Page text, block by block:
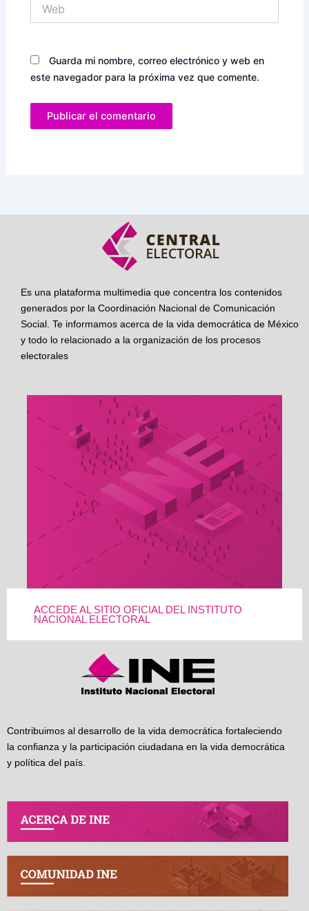
Guarda mi nombre, correo electrónico y web en
este navegador para la próxima vez que comente.
Es una plataforma multimedia que concentra los contenidos
generados por la Coordinación Nacional de Comunicación
Social. Te informamos acerca de la vida democrática de México
y todo lo relacionado a la organización de los procesos
electorales
ACCEDE AL SITIO OFICIAL DEL INSTITUTO
NACIONAL ELECTORAL
Contribuimos al desarrollo de la vida democrática fortaleciendo
la confianza y la participación ciudadana en la vida democrática
y política del país.